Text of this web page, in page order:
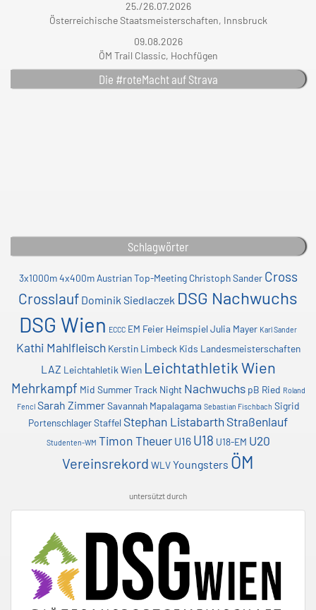
25./26.07.2026
Österreichische Staatsmeisterschaften, Innsbruck
09.08.2026
ÖM Trail Classic, Hochfügen
Die #roteMacht auf Strava
Schlagwörter
3x1000m 4x400m Austrian Top-Meeting Christoph Sander Cross
Crosslauf Dominik Siedlaczek DSG Nachwuchs
DSG Wien ECCC EM Feier Heimspiel Julia Mayer Karl Sander
Kathi Mahlfleisch Kerstin Limbeck Kids Landesmeisterschaften
LAZ Leichtahletik Wien Leichtathletik Wien
Mehrkampf Mid Summer Track Night Nachwuchs pB Ried Roland
Fencl Sarah Zimmer Savannah Mapalagama Sebastian Fischbach Sigrid
PortenschlagerStaffel Stephan ListabarthStraßenlauf
Studenten-WM Timon Theuer U16 U18 U18-EM U20
Vereinsrekord WLVYoungsters ÖM
untersützt durch